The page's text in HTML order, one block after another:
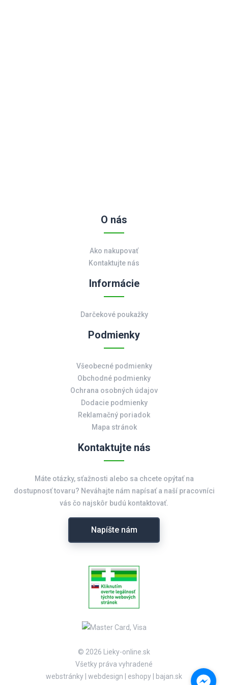
O nás
Ako nakupovať
Kontaktujte nás
Informácie
Darčekové poukažky
Podmienky
Všeobecné podmienky
Obchodné podmienky
Ochrana osobných údajov
Dodacie podmienky
Reklamačný poriadok
Mapa stránok
Kontaktujte nás
Máte otázky, sťažnosti alebo sa chcete opýtať na
dostupnosť tovaru? Neváhajte nám napísať a naší pracovníci
vás čo najskôr budú kontaktovať.
Napíšte nám
© 2026 Lieky-online.sk
Všetky práva vyhradené
webstránky webdesign eshopy bajan.sk